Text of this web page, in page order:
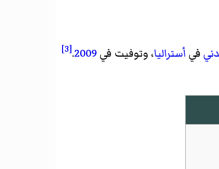
في أستراليا، وتوفيت في2009
.
[3]